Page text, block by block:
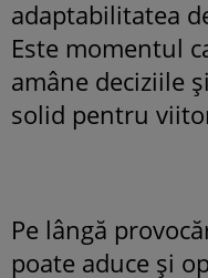
adaptabilitatea
Este momentul
amâne deciziile
solid pentru
Pe lângă
poate aduce și